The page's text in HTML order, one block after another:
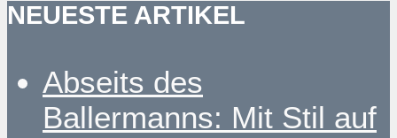
NEUESTE ARTIKEL
Abseits des
Ballermanns: Mit Stil auf